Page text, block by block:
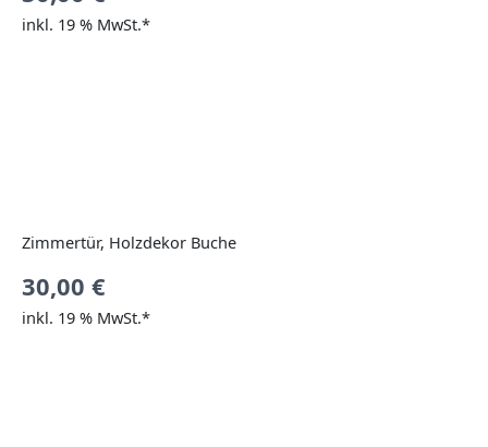
inkl. 19 % MwSt.*
Zimmertür, Holzdekor Buche
30,00 €
inkl. 19 % MwSt.*